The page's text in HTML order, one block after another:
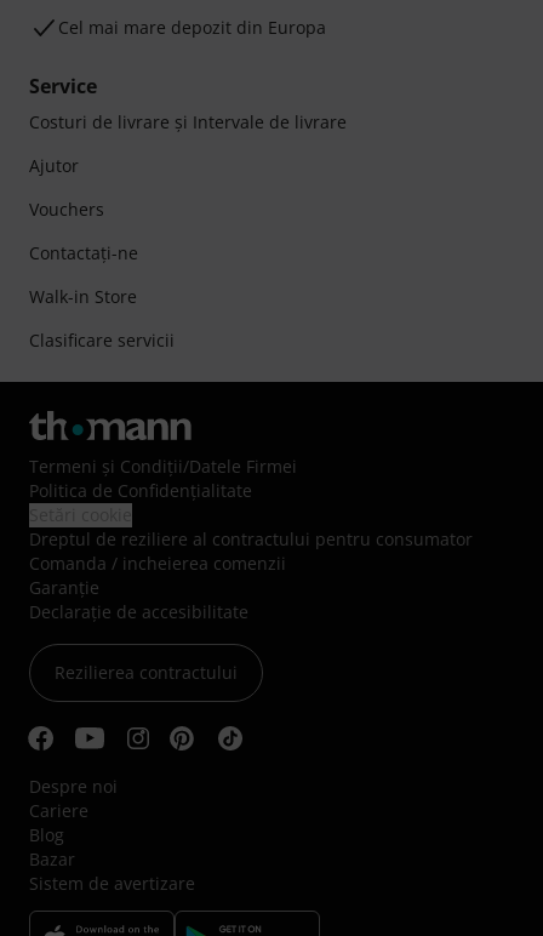
Cel mai mare depozit din Europa
Service
Costuri de livrare şi Intervale de livrare
Ajutor
Vouchers
Contactaţi-ne
Walk-in Store
Clasificare servicii
Termeni şi Condiţii/Datele Firmei
Politica de Confidenţialitate
Dreptul de reziliere al contractului pentru consumator
Comanda / incheierea comenzii
Garanție
Declarație de accesibilitate
Rezilierea contractului
Despre noi
Cariere
Blog
Bazar
Sistem de avertizare